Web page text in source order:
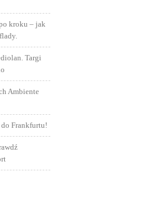
kroku – jak
Targi
Ambiente
Frankfurtu!